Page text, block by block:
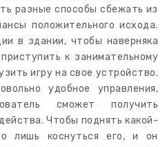
разные способы сбежать из
положительного исхода.
в здании, чтобы наверняка
к занимательному
игру на свое устройство.
удобное управления,
сможет получить
Чтобы поднять какой-
лишь коснуться его, и он